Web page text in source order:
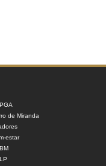
de Miranda
estar